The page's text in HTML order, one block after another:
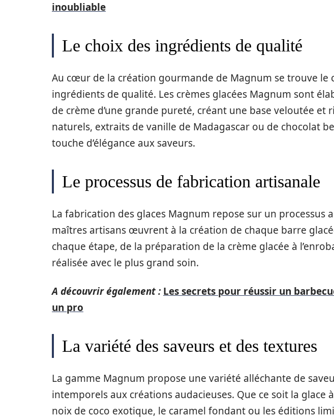
inoubliable
Le choix des ingrédients de qualité
Au cœur de la création gourmande de Magnum se trouve le
ingrédients de qualité. Les crèmes glacées Magnum sont
de crème d’une grande pureté, créant une base veloutée et
naturels, extraits de vanille de Madagascar ou de chocolat
touche d’élégance aux saveurs.
Le processus de fabrication artisanale
La fabrication des glaces Magnum repose sur un processus
maîtres artisans œuvrent à la création de chaque barre
chaque étape, de la préparation de la crème glacée à
réalisée avec le plus grand soin.
A découvrir également : Les secrets pour réussir un
un pro
La variété des saveurs et des textures
La gamme Magnum propose une variété alléchante de
intemporels aux créations audacieuses. Que ce soit la glace
noix de coco exotique, le caramel fondant ou les éditions